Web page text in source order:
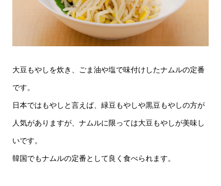
大豆もやしを炊き、ごま油や塩で味付けしたナムルの定番
です。
日本ではもやしと言えば、緑豆もやしや黒豆もやしの方が
人気がありますが、ナムルに限っては大豆もやしが美味し
いです。
韓国でもナムルの定番として良く食べられます。